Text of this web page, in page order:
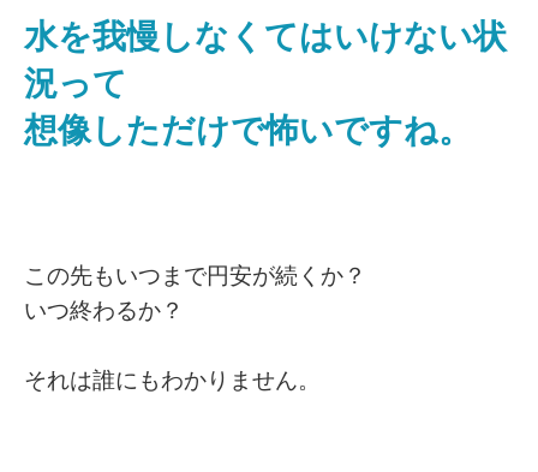
水を我慢しなくてはいけない状
況って
想像しただけで怖いですね。
この先もいつまで円安が続くか？
いつ終わるか？
それは誰にもわかりません。